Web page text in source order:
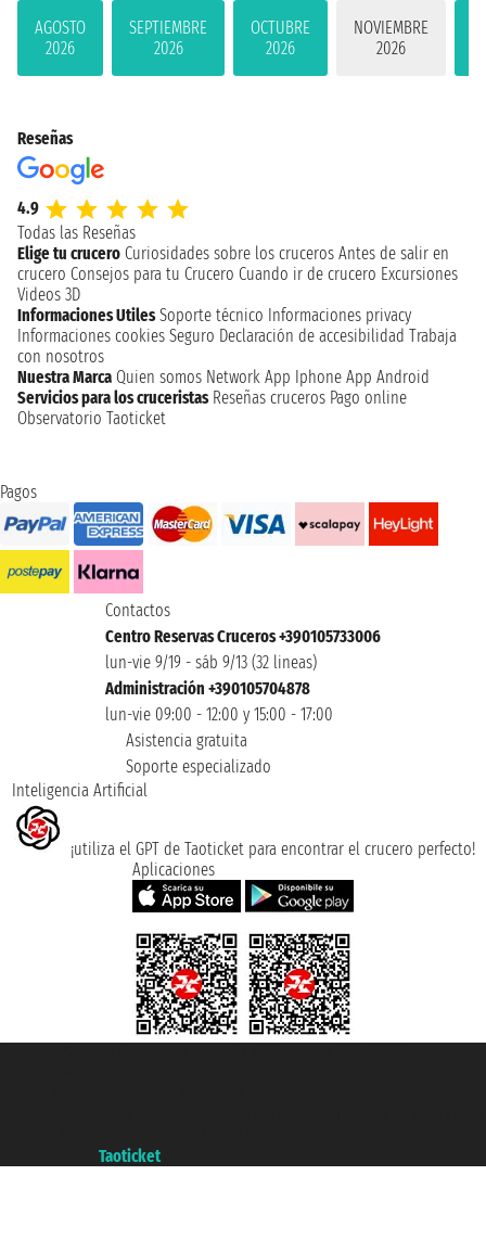
AGOSTO
2026
SEPTIEMBRE
2026
OCTUBRE
2026
NOVIEMBRE
2026
Reseñas
4.9
Todas las Reseñas
Elige tu crucero Curiosidades sobre los cruceros Antes de salir en
crucero Consejos para tu Crucero Cuando ir de crucero Excursiones
Videos 3D
Informaciones Utiles Soporte técnico Informaciones privacy
Informaciones cookies Seguro Declaración de accesibilidad Trabaja
con nosotros
Nuestra Marca Quien somos Network App Iphone App Android
Servicios para los cruceristas Reseñas cruceros Pago online
Observatorio Taoticket
Pagos
Contactos
Centro Reservas Cruceros +390105733006
lun-vie 9/19 - sáb 9/13 (32 lineas)
Administración +390105704878
lun-vie 09:00 - 12:00 y 15:00 - 17:00
Asistencia gratuita
Soporte especializado
Inteligencia Artificial
¡utiliza el GPT de Taoticket para encontrar el crucero perfecto!
Aplicaciones
Taoticket